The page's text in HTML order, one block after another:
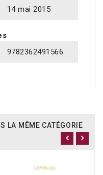
14 mai 2015
9782362491566
LA MÊME CATÉGORIE